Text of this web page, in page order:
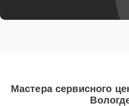
Мастера сервисного